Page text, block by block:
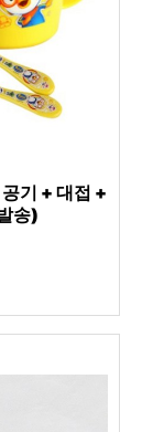
기 + 대접 +
송)